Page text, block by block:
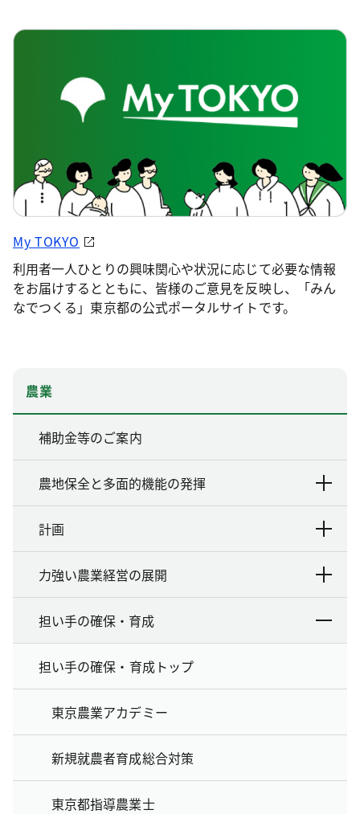
My TOKYO
利用者一人ひとりの興味関心や状況に応じて必要な情報
をお届けするとともに、皆様のご意見を反映し、「みん
なでつくる」東京都の公式ポータルサイトです。
農業
補助金等のご案内
農地保全と多面的機能の発揮
計画
力強い農業経営の展開
担い手の確保・育成
担い手の確保・育成トップ
東京農業アカデミー
新規就農者育成総合対策
東京都指導農業士